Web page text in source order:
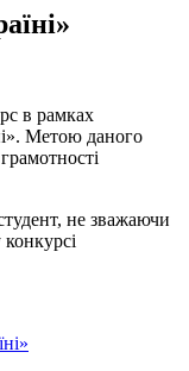
в рамках
Метою даного
не зважаючи